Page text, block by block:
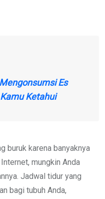
Es
Ketahui
buruk karena banyaknya
mungkin Anda
Jadwal tidur yang
bagi tubuh Anda,